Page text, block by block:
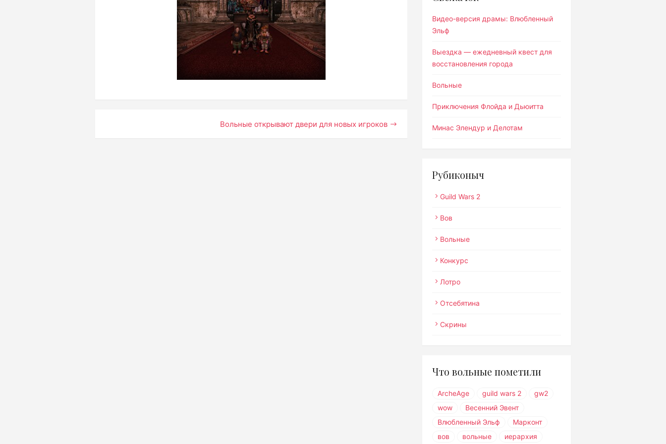
Вольные открывают двери для новых игроков
Видео-версия драмы: Влюбленный
Эльф
Выездка — ежедневный квест для
восстановления города
Вольные
Приключения Флойда и Дьюитта
Минас Элендур и Делотам
Рубиконыч
Guild Wars 2
Вов
Вольные
Конкурс
Лотро
Отсебятина
Скрины
Что вольные пометили
ArcheAge guild wars 2
gw2
wow
Весенний Эвент
Влюбленный Эльф
Марконт
вов
вольные иерархия